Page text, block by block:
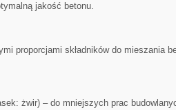
jakość betonu.
proporcjami składników do ‍mieszania⁤
żwir) – do mniejszych prac